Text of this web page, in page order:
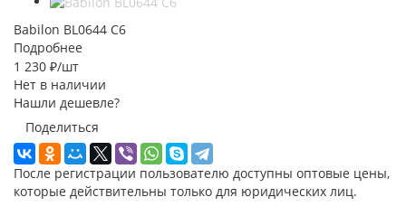
Babilon BL0644 C6
Подробнее
1 230 ₽/шт
Нет в наличии
Нашли дешевле?
Поделиться
После регистрации пользователю доступны оптовые цены,
которые действительны только для юридических лиц.